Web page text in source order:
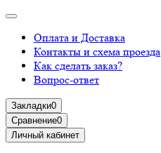
Оплата и Доставка
Контакты и схема проезда
Как сделать заказ?
Вопрос-ответ
Закладки0
Сравнение0
Личный кабинет